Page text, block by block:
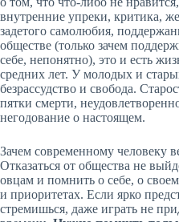
внутренние упреки, критика,
задетого самолюбия,
обществе (только зачем
себе, непонятно), это и есть
средних лет. У молодых и
безрассудство и свобода.
пятки смерти,
негодование о настоящем.
Зачем современному человеку
Отказаться от общества не
овцам и помнить о себе, о
и приоритетах. Если ярко
стремишься, даже играть не